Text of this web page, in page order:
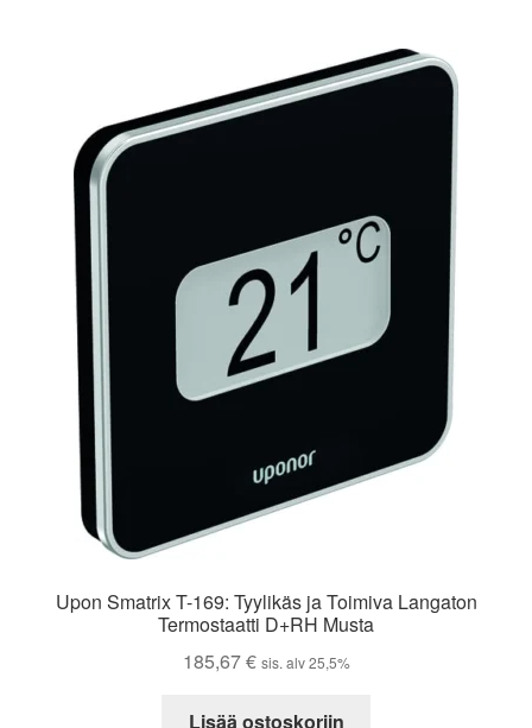
Upon Smatrix T-169: Tyylikäs ja Toimiva Langaton
Termostaatti D+RH Musta
185,67€ sis. alv 25,5%
Lisää ostoskoriin